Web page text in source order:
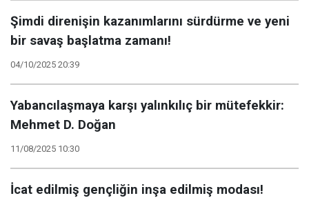
Şimdi direnişin kazanımlarını sürdürme ve yeni
bir savaş başlatma zamanı!
04/10/2025 20:39
Yabancılaşmaya karşı yalınkılıç bir mütefekkir:
Mehmet D. Doğan
11/08/2025 10:30
İcat edilmiş gençliğin inşa edilmiş modası!